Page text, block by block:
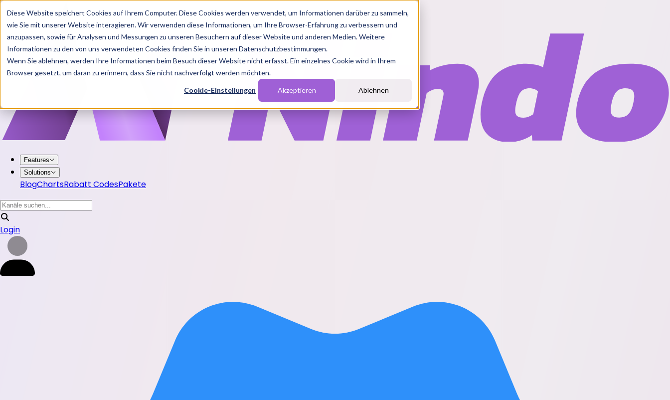
Diese Website speichert Cookies auf Ihrem Computer. Diese Cookies werden verwendet, um Informationen darüber zu sammeln,
wie Sie mit unserer Website interagieren. Wir verwenden diese Informationen, um Ihre Browser-Erfahrung zu verbessern und
anzupassen, sowie für Analysen und Messungen zu unseren Besuchern auf dieser Website und anderen Medien. Weitere
Informationen zu den von uns verwendeten Cookies finden Sie in unseren Datenschutzbestimmungen.
Wenn Sie ablehnen, werden Ihre Informationen beim Besuch dieser Website nicht erfasst. Ein einzelnes Cookie wird in Ihrem
Browser gesetzt, um daran zu erinnern, dass Sie nicht nachverfolgt werden möchten.
Cookie-Einstellungen Akzeptieren Ablehnen
Features
Solutions
BlogChartsRabatt CodesPakete
Login